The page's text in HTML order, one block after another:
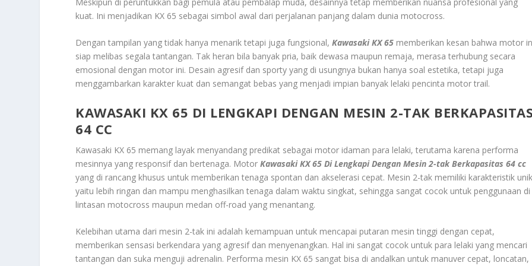
kuat. Ini menjadikan KX 65 sebagai simbol awal dari perjalanan panjang dalam dunia motocross.
Dengan tampilan yang tidak hanya menarik tetapi juga fungsional,Kawasaki KX 65 memberikan kesan bahwa motor
siap melibas segala tantangan. Tak heran bila banyak pria, baik dewasa maupun remaja, merasa terhubung secara
emosional dengan motor ini. Desain agresif dan sporty yang di usungnya bukan hanya soal estetika, tetapi juga
menggambarkan karakter kuat dan semangat bebas yang menjadi impian banyak lelaki pencinta motor trail.
KAWASAKI KX 65 DI LENGKAPI DENGAN MESIN 2-TAK
64 CC
Kawasaki KX 65 memang layak menyandang predikat sebagai motor idaman para lelaki, terutama karena performa
mesinnya yang responsif dan bertenaga. MotorKawasaki KX 65 Di Lengkapi Dengan Mesin 2-tak Berkapasitas 64 cc
yang di rancang khusus untuk memberikan tenaga spontan dan akselerasi cepat. Mesin 2-tak memiliki karakteristik
yaitu lebih ringan dan mampu menghasilkan tenaga dalam waktu singkat, sehingga sangat cocok untuk penggunaan di
lintasan motocross maupun medan off-road yang menantang.
Kelebihan utama dari mesin 2-tak ini adalah kemampuan untuk mencapai putaran mesin tinggi dengan cepat,
memberikan sensasi berkendara yang agresif dan menyenangkan. Hal ini sangat cocok untuk para lelaki yang mencari
tantangan dan suka menguji adrenalin. Performa mesin KX 65 sangat bisa di andalkan untuk manuver cepat, loncatan,